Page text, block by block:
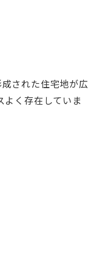
された住宅地が広
よく存在していま